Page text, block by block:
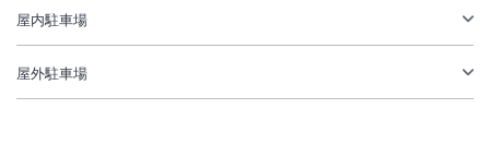
お願い致します。
をご紹介致します。その際の駐車場料金は直接現地でお支払いをお願い
屋内駐車場
屋外駐車場